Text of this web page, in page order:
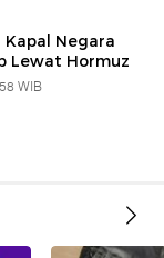
Negara
Lewat Hormuz
WIB